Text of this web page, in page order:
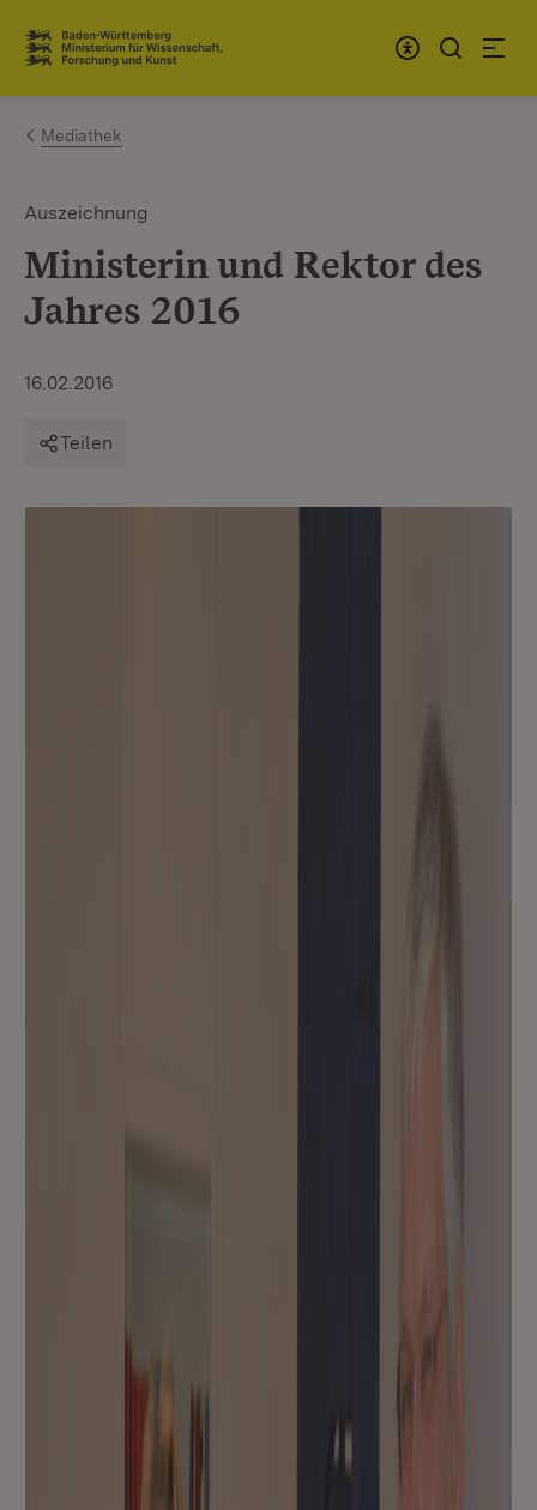
Zum Inhalt springen
Link zur Startseite
Mediathek
Auszeichnung
Ministerin und Rektor des
Jahres 2016
16.02.2016
Teilen